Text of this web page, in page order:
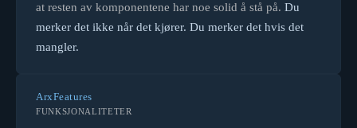
at resten av komponentene har noe solid å stå på. Du
merker det ikke når det kjører. Du merker det hvis det
mangler.
ArxFeatures
FUNKSJONALITETER